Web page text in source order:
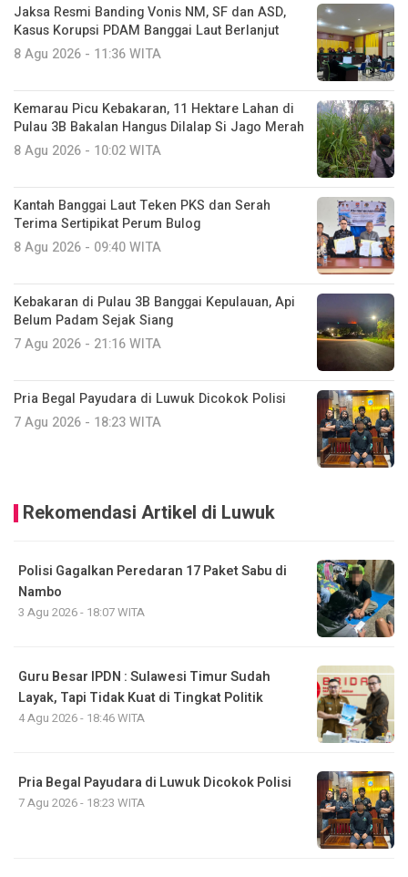
Jaksa Resmi Banding Vonis NM, SF dan ASD,
Kasus Korupsi PDAM Banggai Laut Berlanjut
8 Agu 2026 - 11:36 WITA
Kemarau Picu Kebakaran, 11 Hektare Lahan di
Pulau 3B Bakalan Hangus Dilalap Si Jago Merah
8 Agu 2026 - 10:02 WITA
Kantah Banggai Laut Teken PKS dan Serah
Terima Sertipikat Perum Bulog
8 Agu 2026 - 09:40 WITA
Kebakaran di Pulau 3B Banggai Kepulauan, Api
Belum Padam Sejak Siang
7 Agu 2026 - 21:16 WITA
Pria Begal Payudara di Luwuk Dicokok Polisi
7 Agu 2026 - 18:23 WITA
Rekomendasi Artikel di Luwuk
Polisi Gagalkan Peredaran 17 Paket Sabu di
Nambo
3 Agu 2026 - 18:07 WITA
Guru Besar IPDN : Sulawesi Timur Sudah
Layak, Tapi Tidak Kuat di Tingkat Politik
4 Agu 2026 - 18:46 WITA
Pria Begal Payudara di Luwuk Dicokok Polisi
7 Agu 2026 - 18:23 WITA